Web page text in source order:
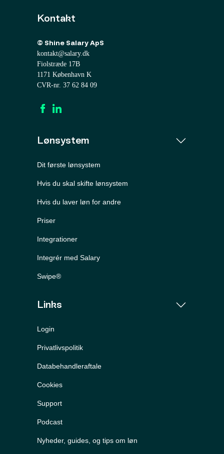
Kontakt
© Shine Salary ApS
kontakt@salary.dk
Fiolstræde 17B
1171 København K
CVR-nr. 37 62 84 09
Lønsystem
Dit første lønsystem
Hvis du skal skifte lønsystem
Hvis du laver løn for andre
Priser
Integrationer
Integrér med Salary
Swipe®
Links
Login
Privatlivspolitik
Databehandleraftale
Cookies
Support
Podcast
Nyheder, guides, og tips om løn